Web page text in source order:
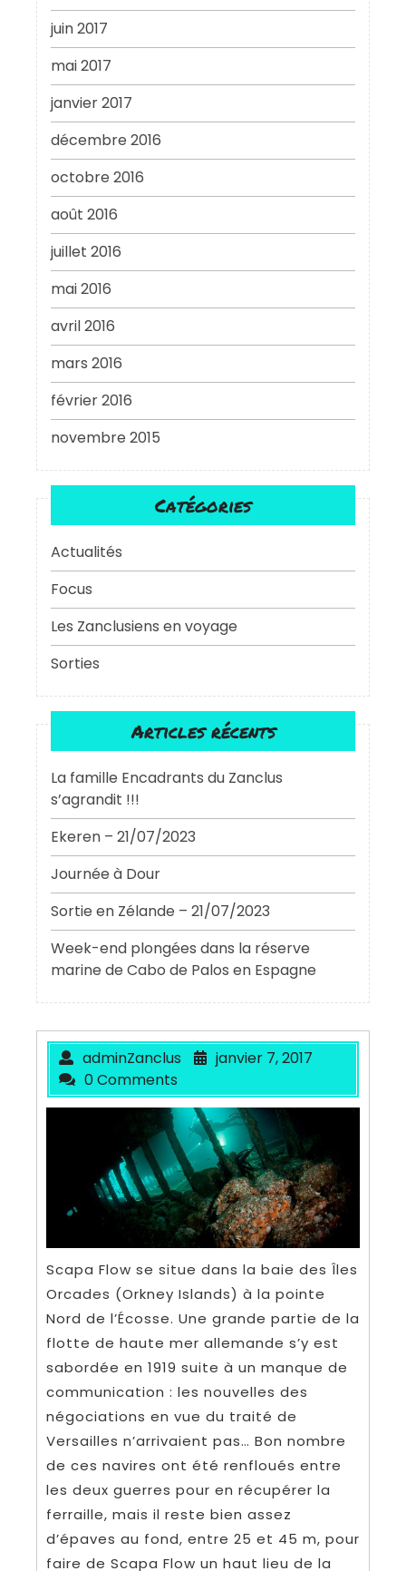
juin 2017
mai 2017
janvier 2017
décembre 2016
octobre 2016
août 2016
juillet 2016
mai 2016
avril 2016
mars 2016
février 2016
novembre 2015
Catégories
Actualités
Focus
Les Zanclusiens en voyage
Sorties
Articles récents
La famille Encadrants du Zanclus
s’agrandit !!!
Ekeren – 21/07/2023
Journée à Dour
Sortie en Zélande – 21/07/2023
Week-end plongées dans la réserve
marine de Cabo de Palos en Espagne
adminZanclus
janvier 7, 2017
0 Comments
Scapa Flow se situe dans la baie des Îles
Orcades (Orkney Islands) à la pointe
Nord de l’Écosse. Une grande partie de la
flotte de haute mer allemande s’y est
sabordée en 1919 suite à un manque de
communication : les nouvelles des
négociations en vue du traité de
Versailles n’arrivaient pas… Bon nombre
de ces navires ont été renfloués entre
les deux guerres pour en récupérer la
ferraille, mais il reste bien assez
d’épaves au fond, entre 25 et 45 m, pour
faire de Scapa Flow un haut lieu de la